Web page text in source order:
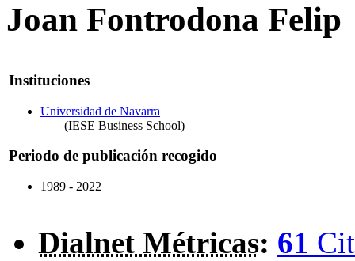
Joan Fontrodona Felip
Instituciones
Universidad de Navarra
(IESE Business School)
Periodo de publicación recogido
1989 - 2022
Dialnet Métricas: 61